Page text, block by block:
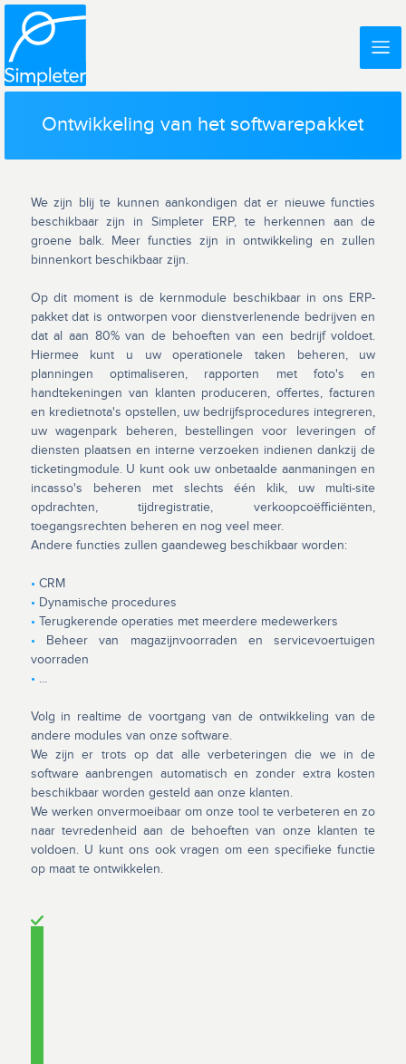
Ontwikkeling van het softwarepakket
We zijn blij te kunnen aankondigen dat er nieuwe functies
beschikbaar zijn in Simpleter ERP, te herkennen aan de
groene balk. Meer functies zijn in ontwikkeling en zullen
binnenkort beschikbaar zijn.
Op dit moment is de kernmodule beschikbaar in ons ERP-
pakket dat is ontworpen voor dienstverlenende bedrijven en
dat al aan 80% van de behoeften van een bedrijf voldoet.
Hiermee kunt u uw operationele taken beheren, uw
planningen optimaliseren, rapporten met foto's en
handtekeningen van klanten produceren, offertes, facturen
en kredietnota's opstellen, uw bedrijfsprocedures integreren,
uw wagenpark beheren, bestellingen voor leveringen of
diensten plaatsen en interne verzoeken indienen dankzij de
ticketingmodule. U kunt ook uw onbetaalde aanmaningen en
incasso's beheren met slechts één klik, uw multi-site
opdrachten, tijdregistratie, verkoopcoëfficiënten,
toegangsrechten beheren en nog veel meer.
Andere functies zullen gaandeweg beschikbaar worden:
• CRM
• Dynamische procedures
• Terugkerende operaties met meerdere medewerkers
• Beheer van magazijnvoorraden en servicevoertuigen
voorraden
• ...
Volg in realtime de voortgang van de ontwikkeling van de
andere modules van onze software.
We zijn er trots op dat alle verbeteringen die we in de
software aanbrengen automatisch en zonder extra kosten
beschikbaar worden gesteld aan onze klanten.
We werken onvermoeibaar om onze tool te verbeteren en zo
naar tevredenheid aan de behoeften van onze klanten te
voldoen. U kunt ons ook vragen om een specifieke functie
op maat te ontwikkelen.